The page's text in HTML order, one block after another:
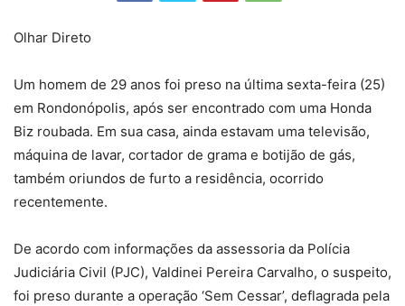
Olhar Direto
Um homem de 29 anos foi preso na última sexta-feira (25)
em Rondonópolis, após ser encontrado com uma Honda
Biz roubada. Em sua casa, ainda estavam uma televisão,
máquina de lavar, cortador de grama e botijão de gás,
também oriundos de furto a residência, ocorrido
recentemente.
De acordo com informações da assessoria da Polícia
Judiciária Civil (PJC), Valdinei Pereira Carvalho, o suspeito,
foi preso durante a operação ‘Sem Cessar’, deflagrada pela